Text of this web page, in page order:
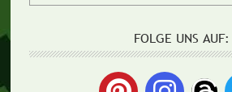
FOLGE UNS AUF: